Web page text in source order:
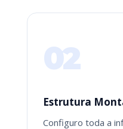
02
Estrutura
Configuro toda a